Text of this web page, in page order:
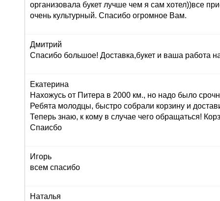
организовала букет лучше чем я сам хотел))все
очень культурный. Спасибо огромное Вам.
Дмитрий
Спасибо большое! Доставка,букет и ваша работа
Екатерина
Нахожусь от Питера в 2000 км., но надо было
Ребята молодцы, быстро собрали корзину и
Теперь знаю, к кому в случае чего обращаться!
Спаисбо
Игорь
всем спасибо
Наталья